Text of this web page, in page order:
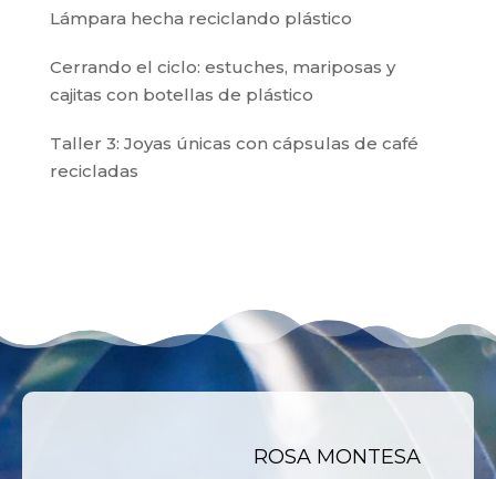
Lámpara hecha reciclando plástico
Cerrando el ciclo: estuches, mariposas y
cajitas con botellas de plástico
Taller 3: Joyas únicas con cápsulas de café
recicladas
ROSA MONTESA